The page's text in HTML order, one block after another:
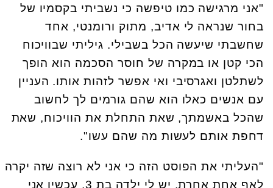
"אני מרגישה כמו טיפשה כי נשביתי בקסמיו של
בחור שנראה לי אדיב, מתוק ורומנטי, אחד
שחשבתי שיעשה הכל בשבילי. גיליתי שבוויכוח
הכי קטן או במקרה של חוסר הסכמה הוא הופך
לשתלטן ואגרסיבי ואי אפשר לזהות אותו. העניין
עם אנשים כאלו הוא שהם גורמים לך לחשוב
שהכל באשמתך, שאת התחלת את הוויכוח, שאת
דחפת אותם לעשות מה שהם עשו".
"העליתי את הפוסט הזה כי אני לא רוצה שזה יקרה
לאף אחת אחרת. יש לי ילדה בת 3, עכשיו אני